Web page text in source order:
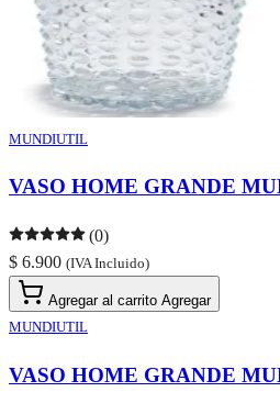
MUNDIUTIL
VASO HOME GRANDE
(0)
$ 6.900 (IVA Incluido)
Agregar al carrito Agregar
MUNDIUTIL
VASO HOME GRANDE